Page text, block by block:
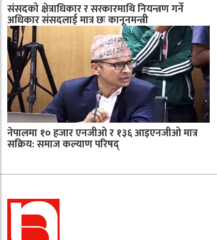
संसदको क्षेत्राधिकार र सरकारमाथि नियन्त्रण गर्ने
अधिकार संसदलाई मात्र छः कानूनमन्त्री
नेपालमा १० हजार एनजीओ र १३६ आइएनजीओ मात्र
सक्रिय: समाज कल्याण परिषद्